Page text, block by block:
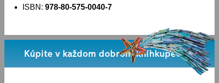
ISBN: 978-80-575-0040-7
Kúpite v každom dobrom kníhkupectve